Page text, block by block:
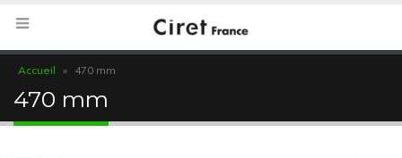
Accueil » 470 mm
470 mm